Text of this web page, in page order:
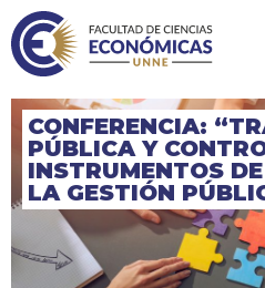
CONFERENCIA:
PÚBLICA Y
INSTRUMENTOS
LA GESTIÓN